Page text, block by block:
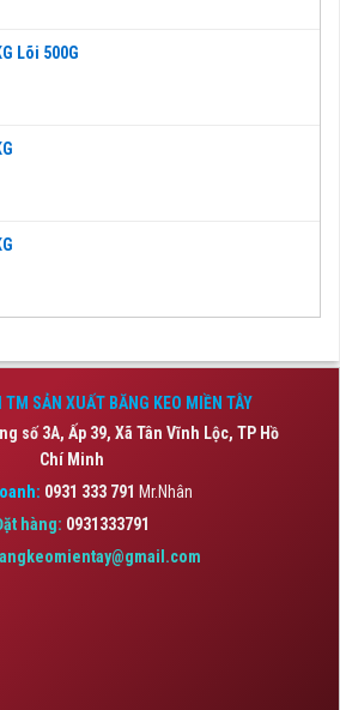
Lõi 500G
TM SẢN XUẤT BĂNG KEO MIỀN TÂY
số 3A, Ấp 39, Xã Tân Vĩnh Lộc, TP Hồ
Chí Minh
0931 333 791 Mr.Nhân
hàng: 0931333791